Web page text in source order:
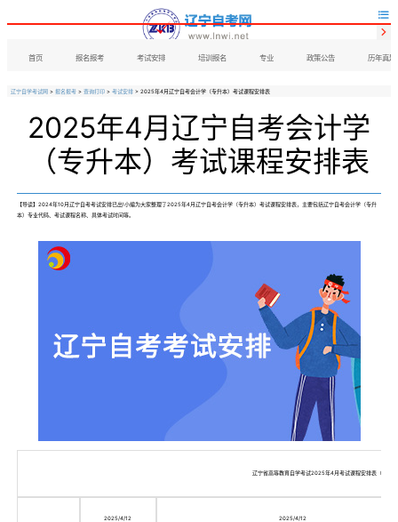

首页 报名报考 考试安排 培训报名 专业 政策公告 历年真题

辽宁自学考试网 > 报名报考 > 查询打印 > 考试安排 > 2025年4月辽宁自考会计学（专升本）考试课程安排表
2025年4月辽宁自考会计学
（专升本）考试课程安排表
【导读】2024年10月辽宁自考考试安排已出!小编为大家整理了2025年4月辽宁自考会计学（专升本）考试课程安排表，主要包括辽宁自考会计学（专升
本）专业代码、考试课程名称、具体考试时间等。
辽宁省高等教育自学考试2025年4月考试课程安排表（开考
2025/4/12 2025/4/12